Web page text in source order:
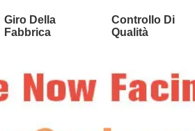
Giro Della
Fabbrica
Controllo Di
Qualità